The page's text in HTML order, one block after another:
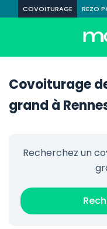
COVOITURAGE REZO
Covoiturage
grand à
Recherchez un